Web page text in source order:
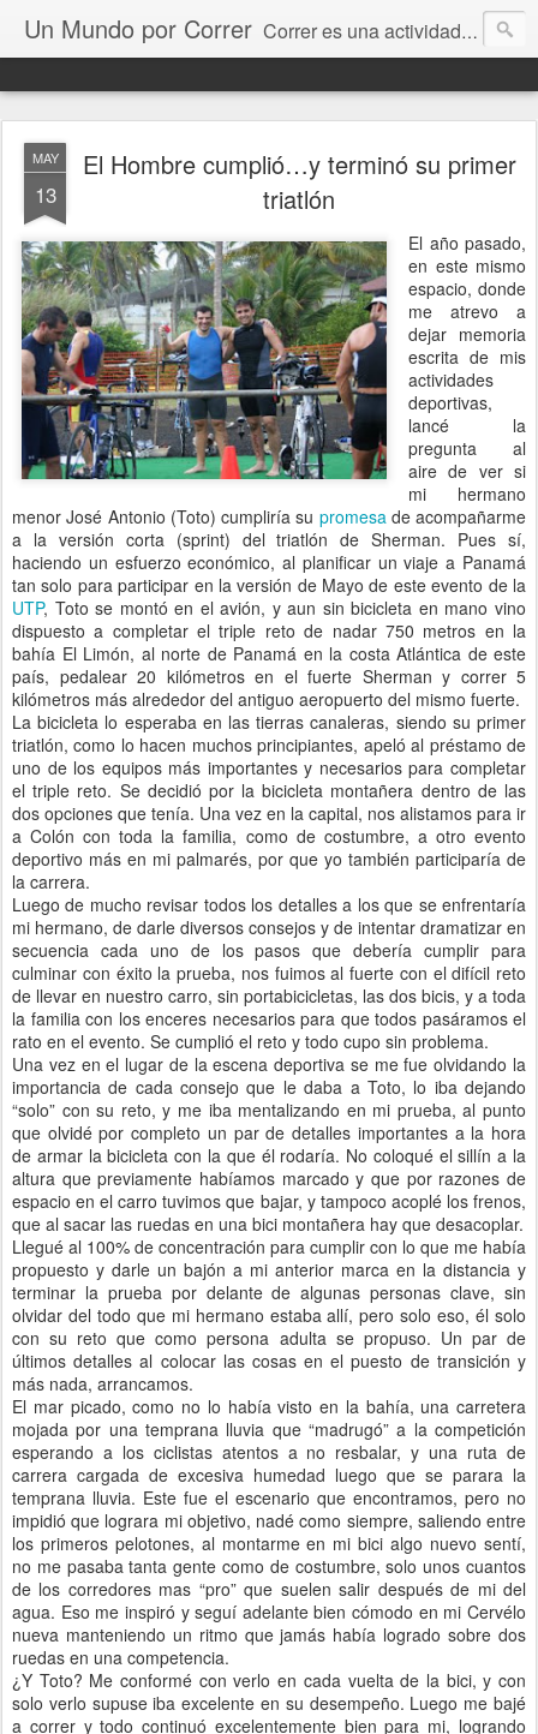
Un Mundo por Correr Correr es una actividad que nos gusta a muchos, y al viajar, bien sea por trabajo, por placer o por una competencia, tenemos todo un mundo por correr. Acá pretendo compartir los lugares donde he corrido y espero recibir sus comentarios e historias de los suyos.
MAY
13
El Hombre cumplió…y terminó su primer
triatlón
El año pasado,
en este mismo
espacio, donde
me atrevo a
dejar memoria
escrita de mis
actividades
deportivas,
lancé la
pregunta al
aire de ver si
mi hermano
menor José Antonio (Toto) cumpliría su promesa de acompañarme
a la versión corta (sprint) del triatlón de Sherman. Pues sí,
haciendo un esfuerzo económico, al planificar un viaje a Panamá
tan solo para participar en la versión de Mayo de este evento de la
UTP, Toto se montó en el avión, y aun sin bicicleta en mano vino
dispuesto a completar el triple reto de nadar 750 metros en la
bahía El Limón, al norte de Panamá en la costa Atlántica de este
país, pedalear 20 kilómetros en el fuerte Sherman y correr 5
kilómetros más alrededor del antiguo aeropuerto del mismo fuerte.
La bicicleta lo esperaba en las tierras canaleras, siendo su primer
triatlón, como lo hacen muchos principiantes, apeló al préstamo de
uno de los equipos más importantes y necesarios para completar
el triple reto. Se decidió por la bicicleta montañera dentro de las
dos opciones que tenía. Una vez en la capital, nos alistamos para ir
a Colón con toda la familia, como de costumbre, a otro evento
deportivo más en mi palmarés, por que yo también participaría de
la carrera.
Luego de mucho revisar todos los detalles a los que se enfrentaría
mi hermano, de darle diversos consejos y de intentar dramatizar en
secuencia cada uno de los pasos que debería cumplir para
culminar con éxito la prueba, nos fuimos al fuerte con el difícil reto
de llevar en nuestro carro, sin portabicicletas, las dos bicis, y a toda
la familia con los enceres necesarios para que todos pasáramos el
rato en el evento. Se cumplió el reto y todo cupo sin problema.
Una vez en el lugar de la escena deportiva se me fue olvidando la
importancia de cada consejo que le daba a Toto, lo iba dejando
“solo” con su reto, y me iba mentalizando en mi prueba, al punto
que olvidé por completo un par de detalles importantes a la hora
de armar la bicicleta con la que él rodaría. No coloqué el sillín a la
altura que previamente habíamos marcado y que por razones de
espacio en el carro tuvimos que bajar, y tampoco acoplé los frenos,
que al sacar las ruedas en una bici montañera hay que desacoplar.
Llegué al 100% de concentración para cumplir con lo que me había
propuesto y darle un bajón a mi anterior marca en la distancia y
terminar la prueba por delante de algunas personas clave, sin
olvidar del todo que mi hermano estaba allí, pero solo eso, él solo
con su reto que como persona adulta se propuso. Un par de
últimos detalles al colocar las cosas en el puesto de transición y
más nada, arrancamos.
El mar picado, como no lo había visto en la bahía, una carretera
mojada por una temprana lluvia que “madrugó” a la competición
esperando a los ciclistas atentos a no resbalar, y una ruta de
carrera cargada de excesiva humedad luego que se parara la
temprana lluvia. Este fue el escenario que encontramos, pero no
impidió que lograra mi objetivo, nadé como siempre, saliendo entre
los primeros pelotones, al montarme en mi bici algo nuevo sentí,
no me pasaba tanta gente como de costumbre, solo unos cuantos
de los corredores mas “pro” que suelen salir después de mi del
agua. Eso me inspiró y seguí adelante bien cómodo en mi Cervélo
nueva manteniendo un ritmo que jamás había logrado sobre dos
ruedas en una competencia.
¿Y Toto? Me conformé con verlo en cada vuelta de la bici, y con
solo verlo supuse iba excelente en su desempeño. Luego me bajé
a correr y todo continuó excelentemente bien para mi, logrando